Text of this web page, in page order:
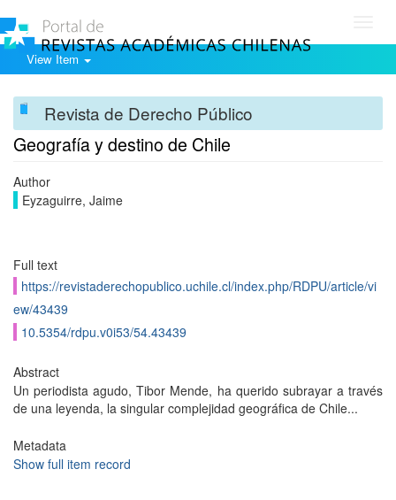
View Item
Revista de Derecho Público
Geografía y destino de Chile
Author
Eyzaguirre, Jaime
Full text
https://revistaderechopublico.uchile.cl/index.php/RDPU/article/vi
ew/43439
10.5354/rdpu.v0i53/54.43439
Abstract
Un periodista agudo, Tibor Mende, ha querido subrayar a través
de una leyenda, la singular complejidad geográfica de Chile...
Metadata
Show full item record